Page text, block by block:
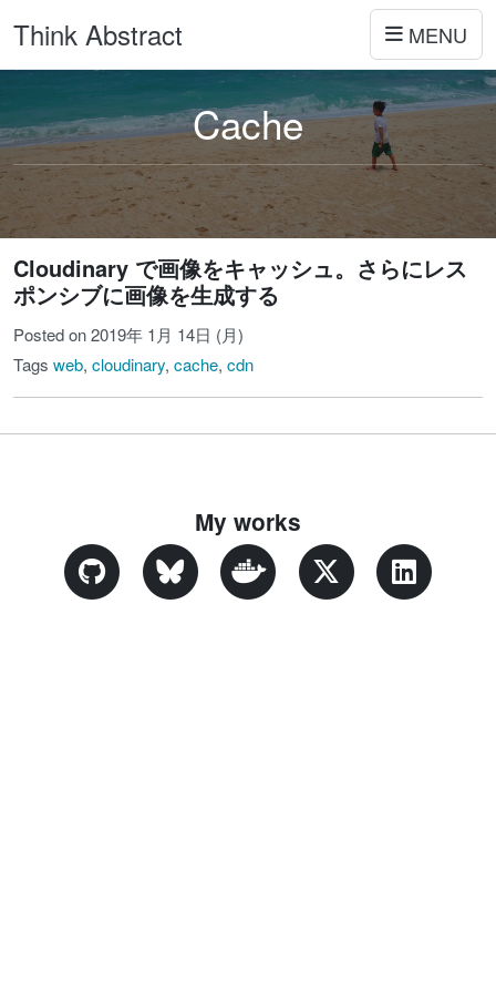
Think Abstract MENU
Cache
Cloudinary で画像をキャッシュ。さらにレス
ポンシブに画像を生成する
Posted on 2019年 1月 14日 (月)
Tags web, cloudinary, cache, cdn
My works